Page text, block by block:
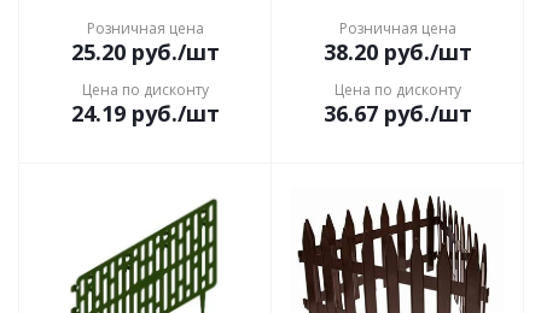
Розничная цена
25.20руб./шт
Цена по дисконту
24.19руб./шт
Розничная цена
38.20руб./шт
Цена по дисконту
36.67руб./шт